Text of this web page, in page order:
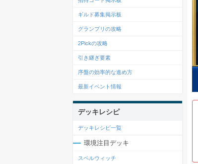
ギルド募集掲示板
グランプリの攻略
2Pickの攻略
引き継ぎ要素
序盤の効率的な進め方
最新イベント情報
デッキレシピ
デッキレシピ一覧
環境注目デッキ
スペルウィッチ